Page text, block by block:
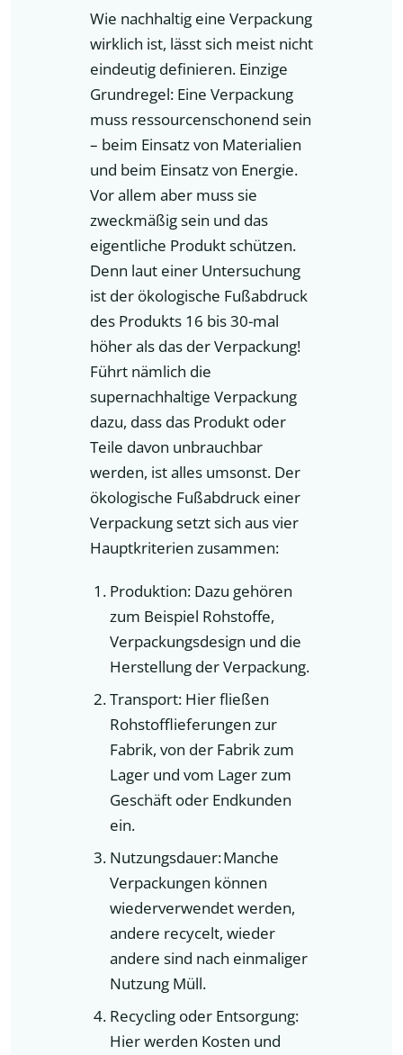
Wie nachhaltig eine Verpackung
wirklich ist, lässt sich meist nicht
eindeutig definieren. Einzige
Grundregel: Eine Verpackung
muss ressourcenschonend sein
– beim Einsatz von Materialien
und beim Einsatz von Energie.
Vor allem aber muss sie
zweckmäßig sein und das
eigentliche Produkt schützen.
Denn laut einer Untersuchung
ist der ökologische Fußabdruck
des Produkts 16 bis 30-mal
höher als das der Verpackung!
Führt nämlich die
supernachhaltige Verpackung
dazu, dass das Produkt oder
Teile davon unbrauchbar
werden, ist alles umsonst. Der
ökologische Fußabdruck einer
Verpackung setzt sich aus vier
Hauptkriterien zusammen:
Produktion: Dazu gehören
zum Beispiel Rohstoffe,
Verpackungsdesign und die
Herstellung der Verpackung.
Transport: Hier fließen
Rohstofflieferungen zur
Fabrik, von der Fabrik zum
Lager und vom Lager zum
Geschäft oder Endkunden
ein.
Nutzungsdauer: Manche
Verpackungen können
wiederverwendet werden,
andere recycelt, wieder
andere sind nach einmaliger
Nutzung Müll.
Recycling oder Entsorgung:
Hier werden Kosten und